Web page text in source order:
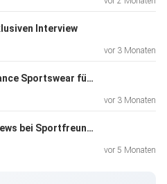
Deiner Wahl !
anjakobs.eu/
Interview
vor 3 Monaten
DeltaTri - Performance Sportswear für Athlet:innen
vor 3 Monaten
Uwe Zocholl über News bei Sportfreund Coaching
vor 5 Monaten